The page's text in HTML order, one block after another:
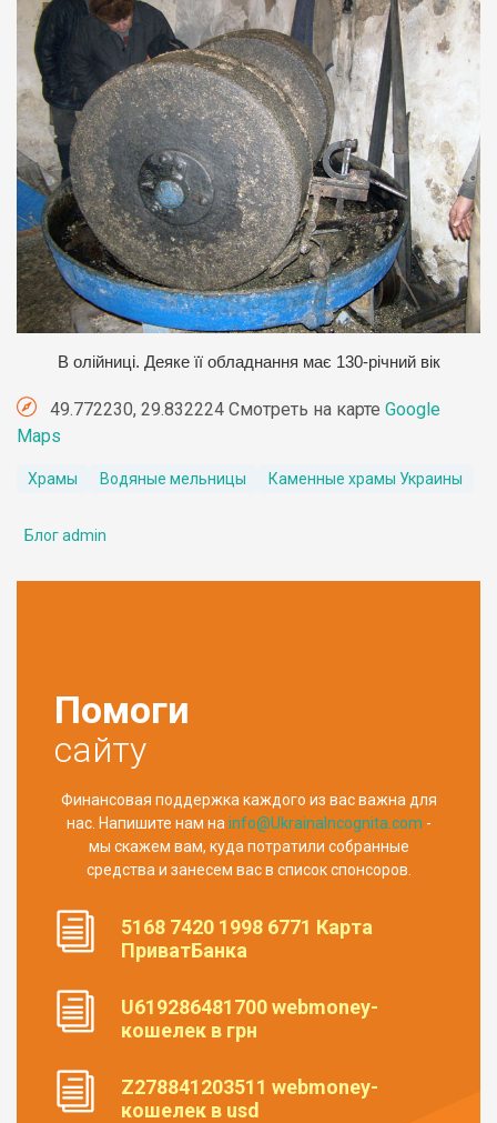
В олійниці. Деяке її обладнання має 130-річний вік
49.772230, 29.832224 Смотреть на карте Google
Maps
Храмы Водяные мельницы Каменные храмы Украины
Блог admin
Помоги
сайту
Финансовая поддержка каждого из вас важна для
нас. Напишите нам на info@UkrainaIncognita.com -
мы скажем вам, куда потратили собранные
средства и занесем вас в список спонсоров.
5168 7420 1998 6771 Карта
ПриватБанка
U619286481700 webmoney-
кошелек в грн
Z278841203511 webmoney-
кошелек в usd